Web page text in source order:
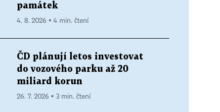
památek
4. 8. 2026 ▪ 4 min. čtení
ČD plánují letos investovat
do vozového parku až 20
miliard korun
26. 7. 2026 ▪ 3 min. čtení